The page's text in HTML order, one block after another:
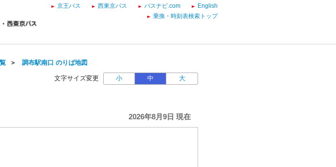
京王バス 西東京バス バスナビ.com
English
乗換・時刻表検索トップ
＞ 調布駅南口 のりば地図
文字サイズ変更 小 中 大
2026年8月9日 現在